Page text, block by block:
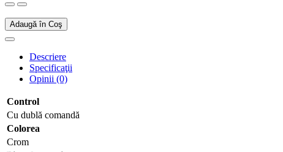
Adaugă în Coş
Descriere
Specificaţii
Opinii (0)
Control
Cu dublă comandă
Colorea
Crom